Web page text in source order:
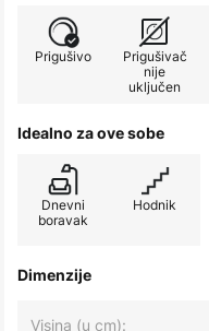
Prigušivo
Prigušivač
nije
uključen
Idealno za ove sobe
Dnevni
boravak
Hodnik
Dimenzije
Visina (u cm):